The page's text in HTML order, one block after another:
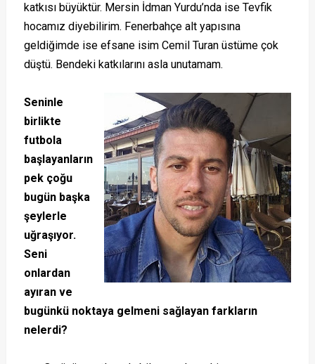
katkısı büyüktür. Mersin İdman Yurdu’nda ise Tevfik
hocamız diyebilirim. Fenerbahçe alt yapısına
geldiğimde ise efsane isim Cemil Turan üstüme çok
düştü. Bendeki katkılarını asla unutamam.
Seninle
birlikte
futbola
başlayanların
pek çoğu
bugün başka
şeylerle
uğraşıyor.
Seni
onlardan
ayıran ve
bugünkü noktaya gelmeni sağlayan farkların
nelerdi?